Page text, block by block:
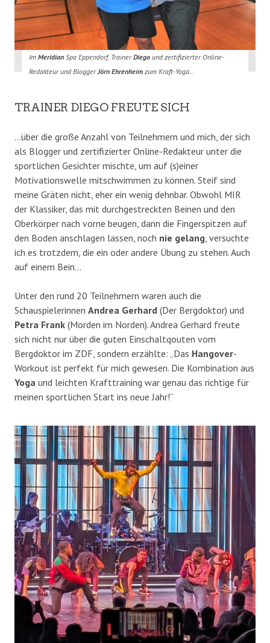
Im MeridianSpa Eppendorf. TrainerDiegound zertifizierter Online-
Redakteur und BloggerJörn Ehrenheimzum Kraft-Yoga…
TRAINER DIEGO FREUTE SICH
…über die große Anzahl von Teilnehmern und mich, der sich
als Blogger und zertifizierter Online-Redakteur unter die
sportlichen Gesichter mischte, um auf (s)einer
Motivationswelle mitschwimmen zu können. Steif sind
meine Gräten nicht, eher ein wenig dehnbar. Obwohl MIR
der Klassiker, das mit durchgestreckten Beinen und den
Oberkörper nach vorne beugen, dann die Fingerspitzen auf
den Boden anschlagen lassen, noch nie gelang , versuchte
ich es trotzdem, die ein oder andere Übung zu stehen. Auch
auf einem Bein…
Unter den rund 20 Teilnehmern waren auch die
Schauspielerinnen Andrea Gerhard (Der Bergdoktor) und
Petra Frank (Morden im Norden). Andrea Gerhard freute
sich nicht nur über die guten Einschaltqouten vom
Bergdoktor im ZDF, sondern erzählte: „Das Hangover-
Workout ist perfekt für mich gewesen. Die Kombination aus
Yoga und leichten Krafttraining war genau das richtige für
meinen sportlichen Start ins neue Jahr!“